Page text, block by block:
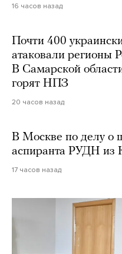
16 часов назад
Почти 400
атаковали регионы
В Самарской
горят НПЗ
20 часов назад
В Москве по делу о
аспиранта РУДН из
17 часов назад